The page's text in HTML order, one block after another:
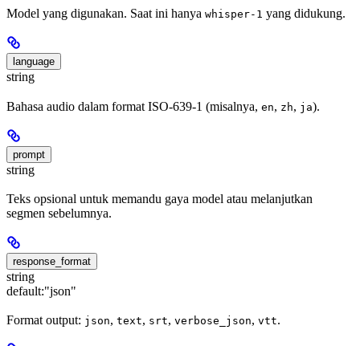
Model yang digunakan. Saat ini hanya whisper-1 yang didukung.
language
string
Bahasa audio dalam format ISO-639-1 (misalnya, en, zh, ja).
prompt
string
Teks opsional untuk memandu gaya model atau melanjutkan
segmen sebelumnya.
response_format
string
default:"json"
Format output: json, text, srt, verbose_json, vtt.